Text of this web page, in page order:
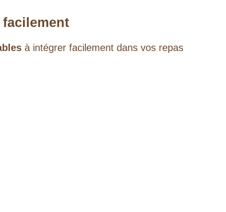
à intégrer facilement dans vos repas